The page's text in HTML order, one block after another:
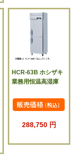
HCR-63B ホシザキ
業務用恒温高湿庫
288,750 円